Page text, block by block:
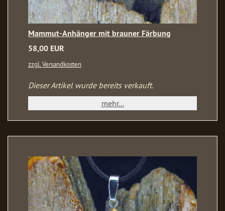
Mammut-Anhänger mit brauner Färbung
58,00 EUR
zzgl. Versandkosten
Dieser Artikel wurde bereits verkauft.
mehr...